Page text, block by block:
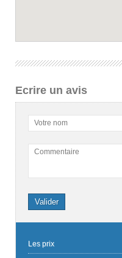
Ecrire un avis
Votre nom
Commentaire
Valider
Les prix